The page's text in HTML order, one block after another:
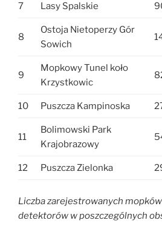
7 Lasy Spalskie
8
Ostoja Nietoperzy Gór
Sowich
9
Mopkowy Tunel koło
Krzystkowic
10 Puszcza Kampinoska
11
Bolimowski Park
Krajobrazowy
12 Puszcza Zielonka
Liczba zarejestrowanych
detektorów w poszczególnych